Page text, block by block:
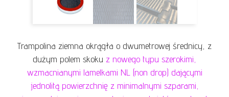
Trampolina ziemna okrągła o dwumetrowej średnicy, z
dużym polem skoku z nowego typu szerokimi,
wzmacnianymi lamelkami NL (non drop) dającymi
jednolitą powierzchnię z minimalnymi szparami,